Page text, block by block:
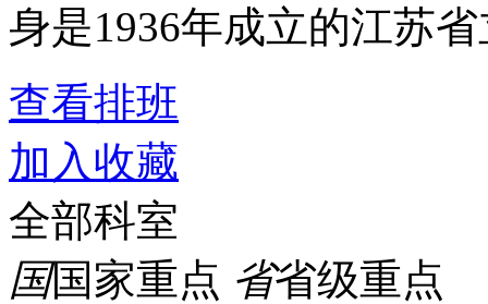
身是1936年成立的江苏
查看排班
加入收藏
全部科室
国国家重点 省省级重点